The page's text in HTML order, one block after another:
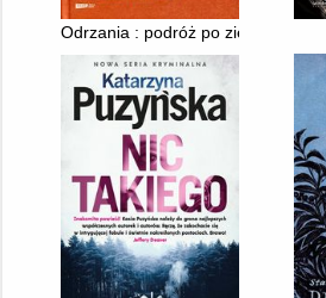
Odrzania : podróż po ziemiach